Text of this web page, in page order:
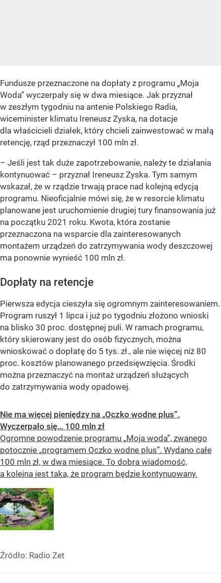
Fundusze przeznaczone na dopłaty z programu „Moja
Woda” wyczerpały się w dwa miesiące. Jak przyznał
w zeszłym tygodniu na antenie Polskiego Radia,
wiceminister klimatu Ireneusz Zyska, na dotacje
dla właścicieli działek, który chcieli zainwestować w małą
retencję, rząd przeznaczył 100 mln zł.
– Jeśli jest tak duże zapotrzebowanie, należy te działania
kontynuować – przyznał Ireneusz Zyska. Tym samym
wskazał, że w rządzie trwają prace nad kolejną edycją
programu. Nieoficjalnie mówi się, że w resorcie klimatu
planowane jest uruchomienie drugiej tury finansowania już
na początku 2021 roku. Kwota, która zostanie
przeznaczona na wsparcie dla zainteresowanych
montażem urządzeń do zatrzymywania wody deszczowej
ma ponownie wynieść 100 mln zł.
Dopłaty na retencje
Pierwsza edycja cieszyła się ogromnym zainteresowaniem.
Program ruszył 1 lipca i już po tygodniu złożono wnioski
na blisko 30 proc. dostępnej puli. W ramach programu,
który skierowany jest do osób fizycznych, można
wnioskować o dopłatę do 5 tys. zł., ale nie więcej niż 80
proc. kosztów planowanego przedsięwzięcia. Środki
można przeznaczyć na montaż urządzeń służących
do zatrzymywania wody opadowej.
Nie ma więcej pieniędzy na „Oczko wodne plus”.
Wyczerpało się… 100 mln zł
Ogromne powodzenie programu „Moja woda”, zwanego
potocznie „programem Oczko wodne plus”. Wydano całe
100 mln zł, w dwa miesiące. To dobra wiadomość,
a kolejna jest taka, że program będzie kontynuowany.
Źródło: Radio Zet